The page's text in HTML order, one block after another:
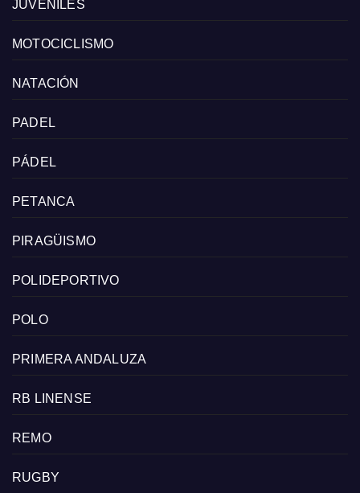
JUVENILES
MOTOCICLISMO
NATACIÓN
PADEL
PÁDEL
PETANCA
PIRAGÜISMO
POLIDEPORTIVO
POLO
PRIMERA ANDALUZA
RB LINENSE
REMO
RUGBY